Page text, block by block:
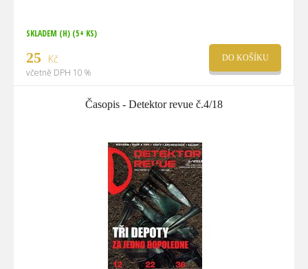
SKLADEM (H) (5+ KS)
25 Kč
včetně DPH 10 %
DO KOŠÍKU
Časopis - Detektor revue č.4/18